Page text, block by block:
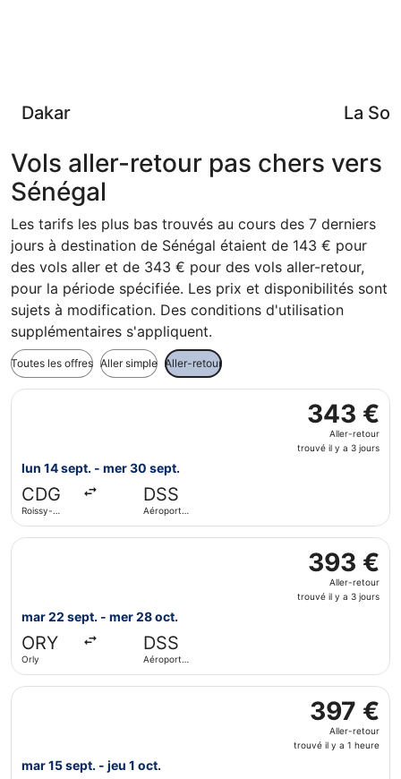
Dakar La
Vols aller-retour pas chers vers
Sénégal
Les tarifs les plus bas trouvés au cours des 7 derniers
jours à destination de Sénégal étaient de 143 € pour
des vols aller et de 343 € pour des vols aller-retour,
pour la période spécifiée. Les prix et disponibilités sont
sujets à modification. Des conditions d'utilisation
supplémentaires s'appliquent.
Toutes les offres Aller simple Aller-retour
343 €
Aller-
retour,
3
jours
343 €
Aller-retour
trouvé il y a 3 jours
lun 14 sept. - mer 30 sept.
CDG
Roissy-
DSS
Aéroport
Sélectionner le vol Iberia, décollant le lun 14 sept. de
393 €
Aller-
retour,
3
jours
393 €
Aller-retour
trouvé il y a 3 jours
mar 22 sept. - mer 28 oct.
ORY
Orly
DSS
Aéroport
Sélectionner le vol Iberia, décollant le mar 22 sept. de
397 €
Aller-
retour,
397 €
Aller-retour
trouvé il y a 1 heure
mar 15 sept. - jeu 1 oct.
Sélectionner le vol TAP Portugal, décollant le mar 15